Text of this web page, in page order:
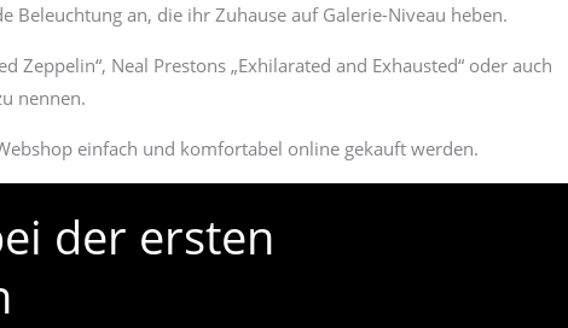
an, die ihr Zuhause auf Galerie-Niveau heben.
Neal Prestons „Exhilarated and Exhausted“ oder auch
nennen.
einfach und komfortabel online gekauft werden.
der ersten